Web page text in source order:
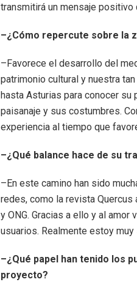
transmitirá un mensaje positivo
–¿Cómo repercute sobre la
–Favorece el desarrollo del
patrimonio cultural y nuestra
hasta Asturias para conocer
paisanaje y sus costumbres.
experiencia al tiempo que
–¿Qué balance hace de su
–En este camino han sido
redes, como la revista
y ONG. Gracias a ello y al
usuarios. Realmente estoy
–¿Qué papel han tenido los
proyecto?